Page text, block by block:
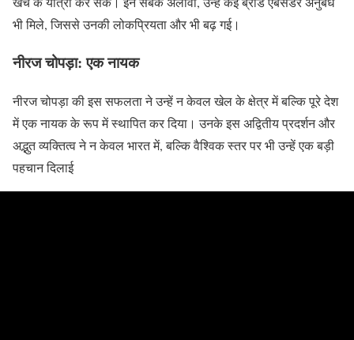
भी मिले, जिससे उनकी लोकप्रियता और भी बढ़ गई।
नीरज चोपड़ा: एक नायक
नीरज चोपड़ा की इस सफलता ने उन्हें न केवल खेल के क्षेत्र में बल्कि पूरे देश
में एक नायक के रूप में स्थापित कर दिया। उनके इस अद्वितीय प्रदर्शन और
अद्भुत व्यक्तित्व ने न केवल भारत में, बल्कि वैश्विक स्तर पर भी उन्हें एक बड़ी
पहचान दिलाई